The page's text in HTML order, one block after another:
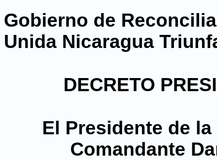
Gobierno de
Unida Nicaragua
DECRETO
El Presidente de
Comandante